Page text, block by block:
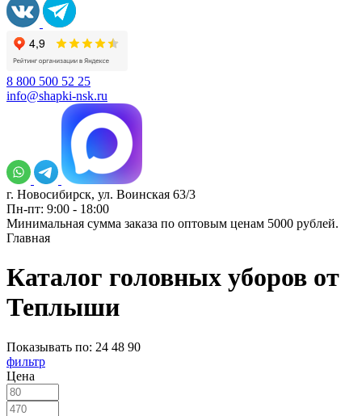
8 800 500 52 25
info@shapki-nsk.ru
г. Новосибирск, ул. Воинская 63/3
Пн-пт: 9:00 - 18:00
Минимальная сумма заказа по оптовым ценам 5000 рублей.
Главная
Каталог головных уборов от
Теплыши
Показывать по: 24 48 90
фильтр
Цена